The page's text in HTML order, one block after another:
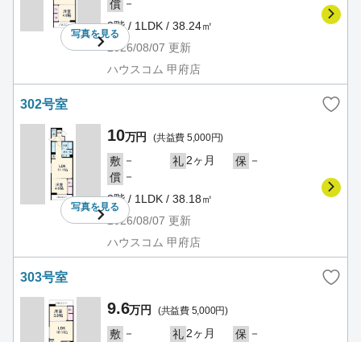
写真を見る
償 －
3階 / 1LDK / 38.24㎡
2026/08/07 更新
ハウスコム 甲府店
302号室
写真を見る
10万円 (共益費 5,000円)
敷 － 礼2ヶ月 保 －
償 －
3階 / 1LDK / 38.18㎡
2026/08/07 更新
ハウスコム 甲府店
303号室
9.6万円 (共益費 5,000円)
敷 － 礼2ヶ月 保 －